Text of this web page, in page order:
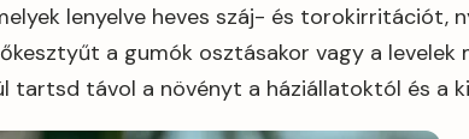
lenyelve heves száj- és torokirritációt,
a gumók osztásakor vagy a levelek
tartsd távol a növényt a háziállatoktól és a